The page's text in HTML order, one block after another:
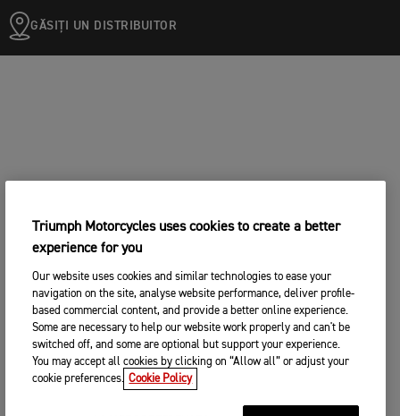
GĂSIȚI UN DISTRIBUITOR
Triumph Motorcycles uses cookies to create a better
experience for you
Our website uses cookies and similar technologies to ease your
navigation on the site, analyse website performance, deliver profile-
based commercial content, and provide a better online experience.
Some are necessary to help our website work properly and can't be
switched off, and some are optional but support your experience.
You may accept all cookies by clicking on “Allow all” or adjust your
cookie preferences. Cookie Policy